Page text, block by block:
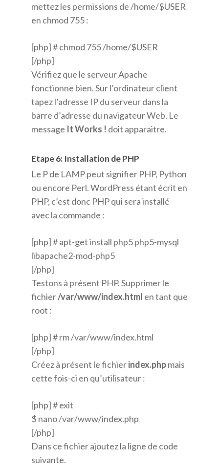
mettez les permissions de /home/$USER
en chmod 755 :
[php] # chmod 755 /home/$USER
[/php]
Vérifiez que le serveur Apache
fonctionne bien. Sur l’ordinateur client
tapez l’adresse IP du serveur dans la
barre d’adresse du navigateur Web. Le
message It Works ! doit apparaitre.
Etape 6: Installation de PHP
Le P de LAMP peut signifier PHP, Python
ou encore Perl. WordPress étant écrit en
PHP, c’est donc PHP qui sera installé
avec la commande :
[php] # apt-get install php5 php5-mysql
libapache2-mod-php5
[/php]
Testons à présent PHP. Supprimer le
fichier/var/www/index.html en tant que
root :
[php] # rm /var/www/index.html
[/php]
Créez à présent le fichierindex.phpmais
cette fois-ci en qu’utilisateur :
[php] # exit
$ nano /var/www/index.php
[/php]
Dans ce fichier ajoutez la ligne de code
suivante.